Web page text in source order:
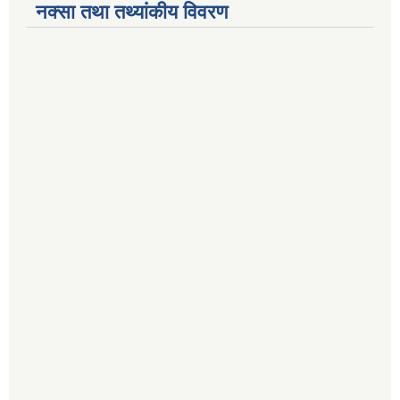
नक्सा तथा तथ्यांकीय विवरण